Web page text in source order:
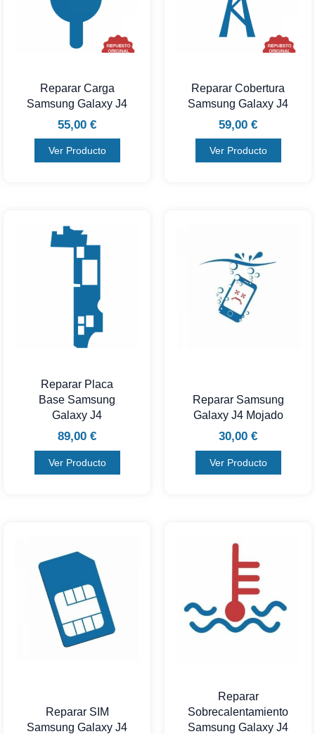
Reparar Carga
Samsung Galaxy J4
55,00 €
Ver Producto
Reparar Cobertura
Samsung Galaxy J4
59,00 €
Ver Producto
Reparar Placa
Base Samsung
Galaxy J4
89,00 €
Ver Producto
Reparar Samsung
Galaxy J4 Mojado
30,00 €
Ver Producto
Reparar SIM
Samsung Galaxy J4
Reparar
Sobrecalentamiento
Samsung Galaxy J4